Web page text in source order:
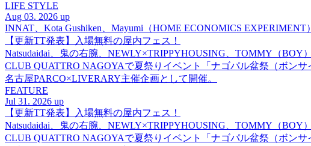
LIFE STYLE
Aug 03. 2026 up
INNAT、Kota Gushiken、Mayumi（HOME ECONOMICS
【更新TT発表】入場無料の屋内フェス！
Natsudaidai、鬼の右腕、NEWLY×TRIPPYHOUSING、TOMMY（BOY
CLUB QUATTRO NAGOYAで夏祭りイベント「ナゴパル盆祭（ボンサ
名古屋PARCO×LIVERARY主催企画として開催。
FEATURE
Jul 31. 2026 up
【更新TT発表】入場無料の屋内フェス！
Natsudaidai、鬼の右腕、NEWLY×TRIPPYHOUSING、TOMMY（BOY
CLUB QUATTRO NAGOYAで夏祭りイベント「ナゴパル盆祭（ボンサ